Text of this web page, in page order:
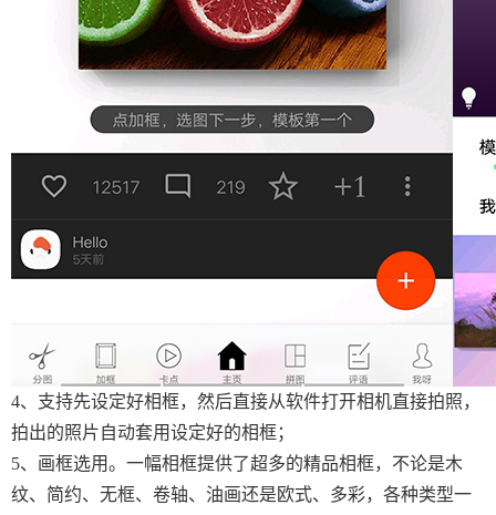
4、支持先设定好相框，然后直接从软件打开相机直接拍照，
拍出的照片自动套用设定好的相框；
5、画框选用。一幅相框提供了超多的精品相框，不论是木
纹、简约、无框、卷轴、油画还是欧式、多彩，各种类型一